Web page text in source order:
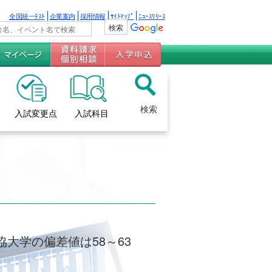
全国統一ﾃｽﾄ 企業案内 採用情報 ｻｲﾄﾏｯﾌﾟ ﾆｭｰｽﾘﾘｰｽ
入試変更点 入試科目 検索
大学の偏差値は58～63